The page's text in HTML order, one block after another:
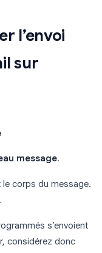
l’envoi
sur
message.
le corps du message.
s’envoient
considérez donc